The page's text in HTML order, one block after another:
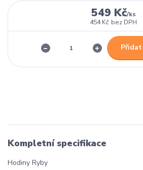
549 Kč/ks
454 Kč bez DPH
Kompletní specifikace
Hodiny Ryby